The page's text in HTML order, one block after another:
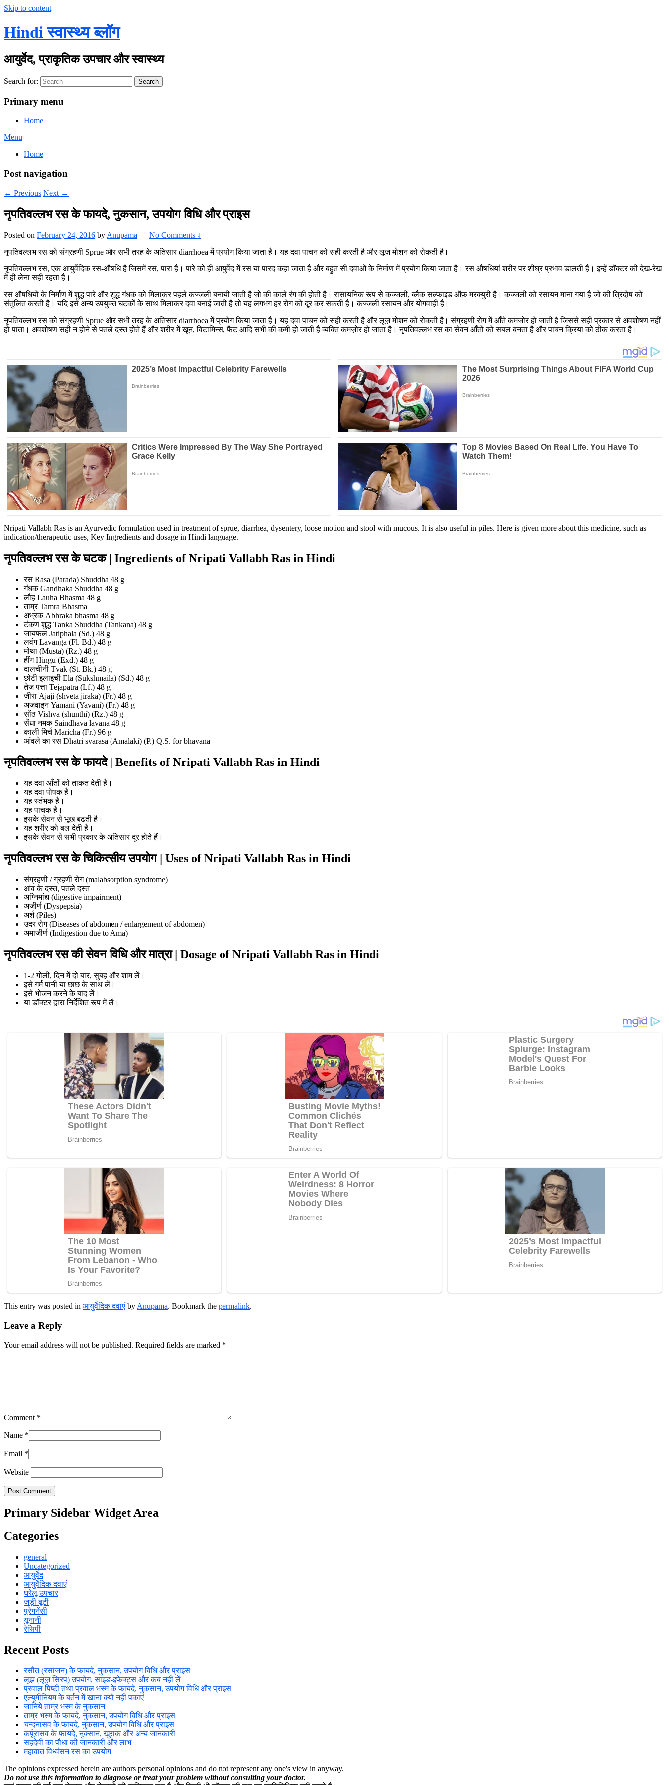
Skip to content
Hindi स्वास्थ्य ब्लॉग
आयुर्वेद, प्राकृतिक उपचार और स्वास्थ्य
Search for: Search
Primary menu
Home
Menu
Home
Post navigation
← Previous Next →
नृपतिवल्लभ रस के फायदे, नुकसान, उपयोग विधि और प्राइस
Posted on February 24, 2016 byAnupama — No Comments ↓
नृपतिवल्लभ रस को संग्रहणी Sprue और सभी तरह के अतिसार diarrhoea में प्रयोग किया जाता है। यह दवा पाचन को सही करती है और लूज़ मोशन को रोकती है।
नृपतिवल्लभ रस, एक आयुर्वेदिक रस-औषधि है जिसमें रस, पारा है। पारे को ही आयुर्वेद में रस या पारद कहा जाता है और बहुत सी दवाओं के निर्माण में प्रयोग किया जाता है। रस औषधियां शरीर पर शीघ्र प्रभाव डालती हैं। इन्हें डॉक्टर की देख-रेख
में ही लेना सही रहता है।
रस औषधियों के निर्माण में शुद्ध पारे और शुद्ध गंधक को मिलाकर पहले कज्जली बनायी जाती है जो की काले रंग की होती है। रासायनिक रूप से कज्जली, ब्लैक सल्फाइड ऑफ़ मरक्युरी है। कज्जली को रसायन माना गया है जो की त्रिदोष को
संतुलित करती है। यदि इसे अन्य उपयुक्त घटकों के साथ मिलाकर दवा बनाई जाती है तो यह लगभग हर रोग को दूर कर सकती है। कज्जली रसायन और योगवाही है।
नृपतिवल्लभ रस को संग्रहणी Sprue और सभी तरह के अतिसार diarrhoea में प्रयोग किया जाता है। यह दवा पाचन को सही करती है और लूज़ मोशन को रोकती है। संग्रहणी रोग में आँते कमजोर हो जाती है जिससे सही प्रकार से अवशोषण नहीं
हो पाता। अवशोषण सही न होने से पतले दस्त होते हैं और शरीर में खून, विटामिन्स, फैट आदि सभी की कमी हो जाती है व्यक्ति कमज़ोर हो जाता है। नृपतिवल्लभ रस का सेवन आँतों को सबल बनता है और पाचन क्रिया को ठीक करता है।
Nripati Vallabh Ras is an Ayurvedic formulation used in treatment of sprue, diarrhea, dysentery, loose motion and stool with mucous. It is also useful in piles. Here is given more about this medicine, such as
indication/therapeutic uses, Key Ingredients and dosage in Hindi language.
नृपतिवल्लभ रस के घटक | Ingredients of Nripati Vallabh Ras in Hindi
रस Rasa (Parada) Shuddha 48 g
गंधक Gandhaka Shuddha 48 g
लौह Lauha Bhasma 48 g
ताम्र Tamra Bhasma
अभ्रक Abhraka bhasma 48 g
टंकण शुद्ध Tanka Shuddha (Tankana) 48 g
जायफल Jatiphala (Sd.) 48 g
लवंग Lavanga (Fl. Bd.) 48 g
मोथा (Musta) (Rz.) 48 g
हींग Hingu (Exd.) 48 g
दालचीनी Tvak (St. Bk.) 48 g
छोटी इलाइची Ela (Sukshmaila) (Sd.) 48 g
तेज पत्ता Tejapatra (Lf.) 48 g
जीरा Ajaji (shveta jiraka) (Fr.) 48 g
अजवाइन Yamani (Yavani) (Fr.) 48 g
सोंठ Vishva (shunthi) (Rz.) 48 g
सेंधा नमक Saindhava lavana 48 g
काली मिर्च Maricha (Fr.) 96 g
आंवले का रस Dhatri svarasa (Amalaki) (P.) Q.S. for bhavana
नृपतिवल्लभ रस के फायदे | Benefits of Nripati Vallabh Ras in Hindi
यह दवा आँतों को ताकत देती है।
यह दवा पोषक है।
यह स्तंभक है।
यह पाचक है।
इसके सेवन से भूख बढती है।
यह शरीर को बल देती है।
इसके सेवन से सभी प्रकार के अतिसार दूर होते हैं।
नृपतिवल्लभ रस के चिकित्सीय उपयोग | Uses of Nripati Vallabh Ras in Hindi
संग्रहणी / ग्रहणी रोग (malabsorption syndrome)
आंव के दस्त, पतले दस्त
अग्निमांद्य (digestive impairment)
अजीर्ण (Dyspepsia)
अर्श (Piles)
उदर रोग (Diseases of abdomen / enlargement of abdomen)
अमाजीर्ण (Indigestion due to Ama)
नृपतिवल्लभ रस की सेवन विधि और मात्रा | Dosage of Nripati Vallabh Ras in Hindi
1-2 गोली, दिन में दो बार, सुबह और शाम लें।
इसे गर्म पानी या छाछ के साथ लें।
इसे भोजन करने के बाद लें।
या डॉक्टर द्वारा निर्देशित रूप में लें।
This entry was posted in आयुर्वेदिक दवाएं by Anupama. Bookmark the permalink.
Leave a Reply
Your email address will not be published. Required fields are marked *
Comment *
Name *
Email *
Website
Primary Sidebar Widget Area
Categories
general
Uncategorized
आयुर्वेद
आयुर्वेदिक दवाएं
घरेलू उपचार
जड़ी बूटी
प्रेगनेंसी
यूनानी
रेसिपी
Recent Posts
रसौत (रसांजन) के फायदे, नुकसान, उपयोग विधि और प्राइस
लूझ (लूज़ सिरप) उपयोग, साइड-इफेक्ट्स और कब नहीं लें
प्रवाल पिष्टी तथा प्रवाल भस्म के फायदे, नुकसान, उपयोग विधि और प्राइस
एल्यूमीनियम के बर्तन में खाना क्यों नहीं पकाएं
जानिये ताम्र भस्म के नुकसान
ताम्र भस्म के फायदे, नुकसान, उपयोग विधि और प्राइस
चन्दनासव के फायदे, नुकसान, उपयोग विधि और प्राइस
कर्पूरासव के फायदे, नुक्सान, खुराक और अन्य जानकारी
सहदेवी का पौधा की जानकारी और लाभ
महावात विध्वंसन रस का उपयोग
The opinions expressed herein are authors personal opinions and do not represent any one's view in anyway.
Do not use this information to diagnose or treat your problem without consulting your doctor.